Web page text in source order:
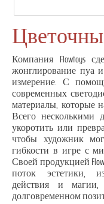
Компания Flowtoys
жонглирование пуа
измерение. С
современных
материалы, которые
Всего несколькими
укоротить или
чтобы художник
гибкости в игре с
Своей продукцией
поток эстетики,
действия и
долговременном